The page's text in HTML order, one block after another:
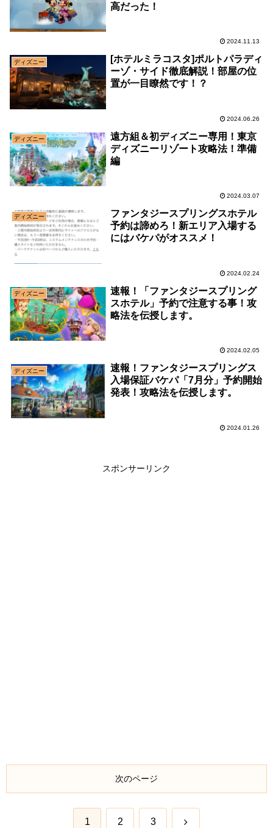
高だった！
2024.11.13
ディズニー
[ホテルミラコスタ]ポルトパラディ
ーゾ・サイド徹底解説！部屋の位
置が一目瞭然です！？
2024.06.26
ディズニー
遠方組＆初ディズニー専用！東京
ディズニーリゾート攻略法！準備
編
2024.03.07
ディズニー
ファンタジースプリングスホテル
予約は諦めろ！新エリア入場する
にはバケパがオススメ！
2024.02.24
ディズニー
速報！「ファンタジースプリング
スホテル」予約で注意する事！攻
略法を伝授します。
2024.02.05
ディズニー
速報！ファンタジースプリングス
入場保証バケパ「7月分」予約開始
発表！攻略法を伝授します。
2024.01.26
スポンサーリンク
次のページ
1 2 3 次